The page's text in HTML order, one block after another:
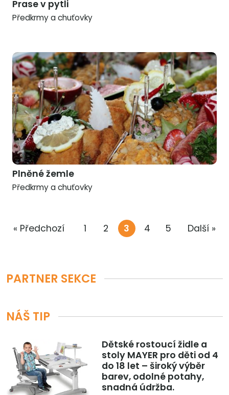
Prase v pytli
Předkrmy a chuťovky
Plněné žemle
Předkrmy a chuťovky
« Předchozí 1 2 3 4 5 Další »
PARTNER SEKCE
NÁŠ TIP
Dětské rostoucí židle a
stoly MAYER pro děti od 4
do 18 let – široký výběr
barev, odolné potahy,
snadná údržba.